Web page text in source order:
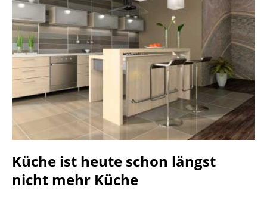
Küche ist heute schon längst
nicht mehr Küche